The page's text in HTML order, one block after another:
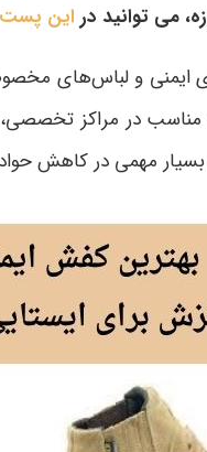
می توانید در این پست
ایمنی و لباس‌های
در مراکز
مهمی در کاهش